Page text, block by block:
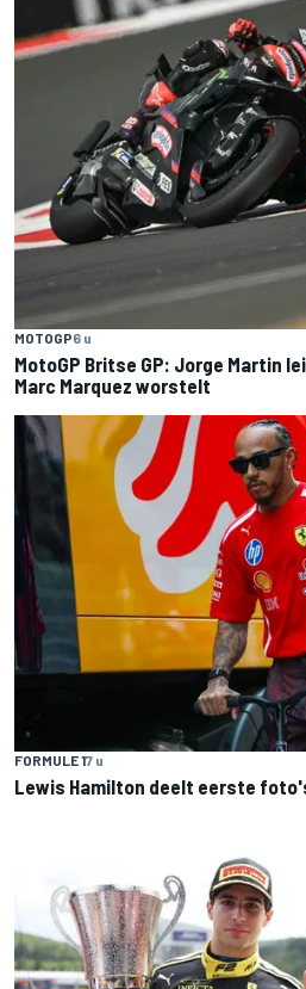
MOTOGP6 u
MotoGP Britse GP: Jorge Martin
Marc Marquez worstelt
FORMULE 17 u
Lewis Hamilton deelt eerste